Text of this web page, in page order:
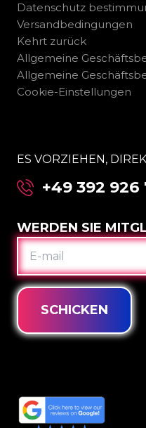
Datenschutz
Versandbedingungen
Kehrt zurück
Allgemeine
Allgemeine
Cookie-Einstellungen
ES VORZIEHEN,
+49 392 926
WERDEN SIE
E-
MAIL
SCHICKEN